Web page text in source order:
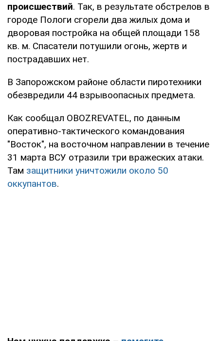
происшествий. Так, в результате обстрелов в
городе Пологи сгорели два жилых дома и
дворовая постройка на общей площади 158
кв. м. Спасатели потушили огонь, жертв и
пострадавших нет.
В Запорожском районе области пиротехники
обезвредили 44 взрывоопасных предмета.
Как сообщал OBOZREVATEL, по данным
оперативно-тактического командования
"Восток", на восточном направлении в течение
31 марта ВСУ отразили три вражеских атаки.
Там защитники уничтожили около 50
оккупантов.